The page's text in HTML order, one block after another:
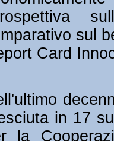
sul
Card
in 17
la